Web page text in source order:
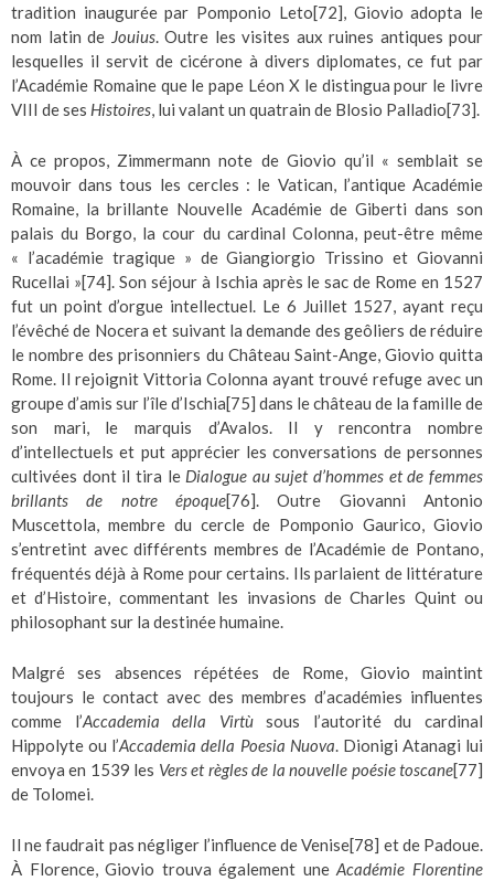
tradition inaugurée par Pomponio Leto[72], Giovio adopta le
nom latin de Jouius. Outre les visites aux ruines antiques pour
lesquelles il servit de cicérone à divers diplomates, ce fut par
l’Académie Romaine que le pape Léon X le distingua pour le livre
VIII de ses Histoires, lui valant un quatrain de Blosio Palladio[73].
À ce propos, Zimmermann note de Giovio qu’il « semblait se
mouvoir dans tous les cercles : le Vatican, l’antique Académie
Romaine, la brillante Nouvelle Académie de Giberti dans son
palais du Borgo, la cour du cardinal Colonna, peut-être même
« l’académie tragique » de Giangiorgio Trissino et Giovanni
Rucellai »[74]. Son séjour à Ischia après le sac de Rome en 1527
fut un point d’orgue intellectuel. Le 6 Juillet 1527, ayant reçu
l’évêché de Nocera et suivant la demande des geôliers de réduire
le nombre des prisonniers du Château Saint-Ange, Giovio quitta
Rome. Il rejoignit Vittoria Colonna ayant trouvé refuge avec un
groupe d’amis sur l’île d’Ischia[75] dans le château de la famille de
son mari, le marquis d’Avalos. Il y rencontra nombre
d’intellectuels et put apprécier les conversations de personnes
cultivées dont il tira le Dialogue au sujet d’hommes et de femmes
brillants de notre époque[76]. Outre Giovanni Antonio
Muscettola, membre du cercle de Pomponio Gaurico, Giovio
s’entretint avec différents membres de l’Académie de Pontano,
fréquentés déjà à Rome pour certains. Ils parlaient de littérature
et d’Histoire, commentant les invasions de Charles Quint ou
philosophant sur la destinée humaine.
Malgré ses absences répétées de Rome, Giovio maintint
toujours le contact avec des membres d’académies influentes
comme l’Accademia della Virtùsous l’autorité du cardinal
Hippolyte ou l’Accademia della Poesia Nuova. Dionigi Atanagi lui
envoya en 1539 les Vers et règles de la nouvelle poésie toscane[77]
de Tolomei.
Il ne faudrait pas négliger l’influence de Venise[78] et de Padoue.
À Florence, Giovio trouva également uneAcadémie Florentine